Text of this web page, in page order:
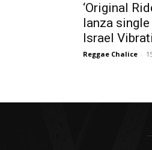
‘Original
lanza
Israel
Reggae Chalice -